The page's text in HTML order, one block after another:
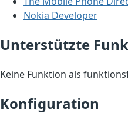
Nokia Developer
Unterstützte
Keine Funktion als
Konfiguration